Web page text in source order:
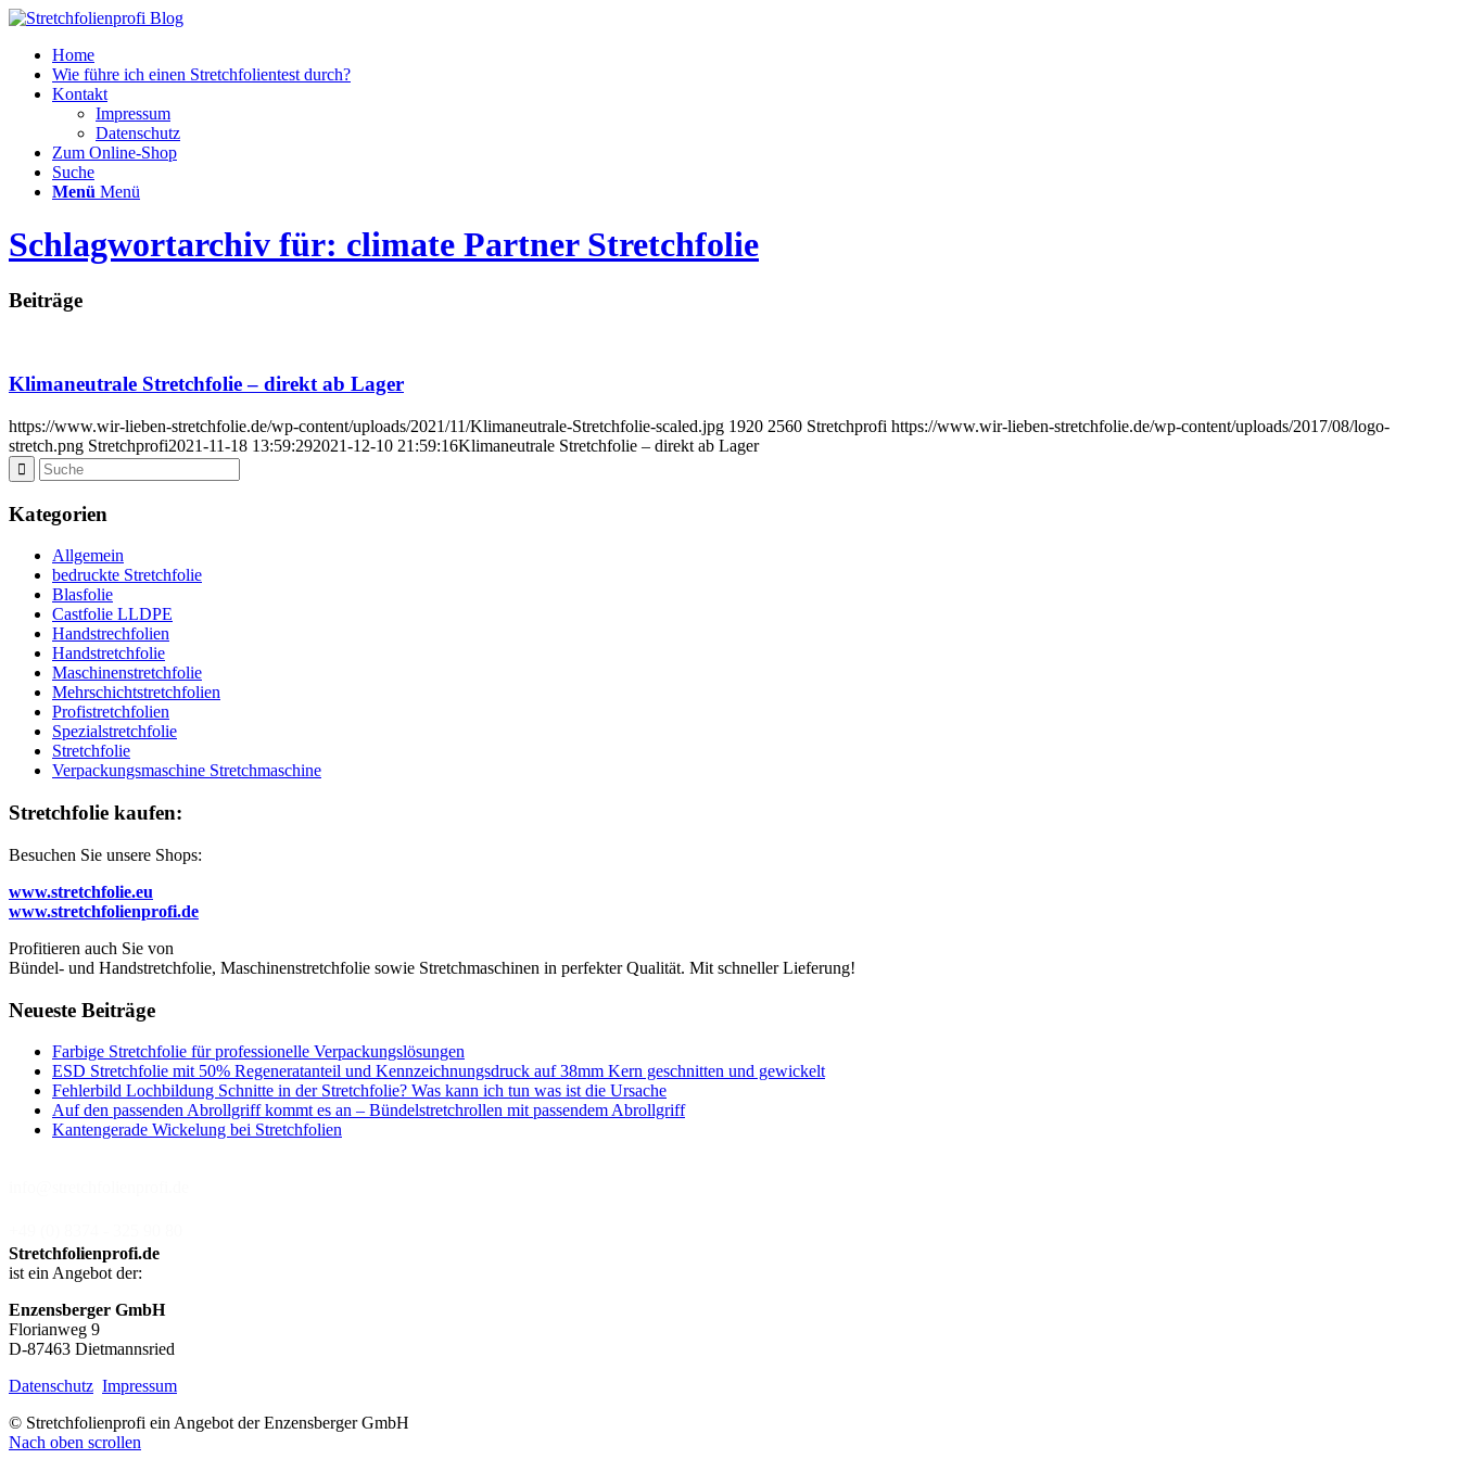
Home
Wie führe ich einen Stretchfolientest durch?
Kontakt
Impressum
Datenschutz
Zum Online-Shop
Suche
Menü Menü
Schlagwortarchiv für: climate Partner Stretchfolie
Beiträge
Klimaneutrale Stretchfolie – direkt ab Lager
https://www.wir-lieben-stretchfolie.de/wp-content/uploads/2021/11/Klimaneutrale-Stretchfolie-scaled.jpg 1920 2560 Stretchprofi https://www.wir-lieben-stretchfolie.de/wp-content/uploads/2017/08/logo-
stretch.png Stretchprofi2021-11-18 13:59:292021-12-10 21:59:16Klimaneutrale Stretchfolie – direkt ab Lager
Kategorien
Allgemein
bedruckte Stretchfolie
Blasfolie
Castfolie LLDPE
Handstrechfolien
Handstretchfolie
Maschinenstretchfolie
Mehrschichtstretchfolien
Profistretchfolien
Spezialstretchfolie
Stretchfolie
Verpackungsmaschine Stretchmaschine
Stretchfolie kaufen:
Besuchen Sie unsere Shops:
www.stretchfolie.eu
www.stretchfolienprofi.de
Profitieren auch Sie von
Bündel- und Handstretchfolie, Maschinenstretchfolie sowie Stretchmaschinen in perfekter Qualität. Mit schneller Lieferung!
Neueste Beiträge
Farbige Stretchfolie für professionelle Verpackungslösungen
ESD Stretchfolie mit 50% Regeneratanteil und Kennzeichnungsdruck auf 38mm Kern geschnitten und gewickelt
Fehlerbild Lochbildung Schnitte in der Stretchfolie? Was kann ich tun was ist die Ursache
Auf den passenden Abrollgriff kommt es an – Bündelstretchrollen mit passendem Abrollgriff
Kantengerade Wickelung bei Stretchfolien
Stretchfolienprofi.de
ist ein Angebot der:
Enzensberger GmbH
Florianweg 9
D-87463 Dietmannsried
Datenschutz Impressum
© Stretchfolienprofi ein Angebot der Enzensberger GmbH
Nach oben scrollen